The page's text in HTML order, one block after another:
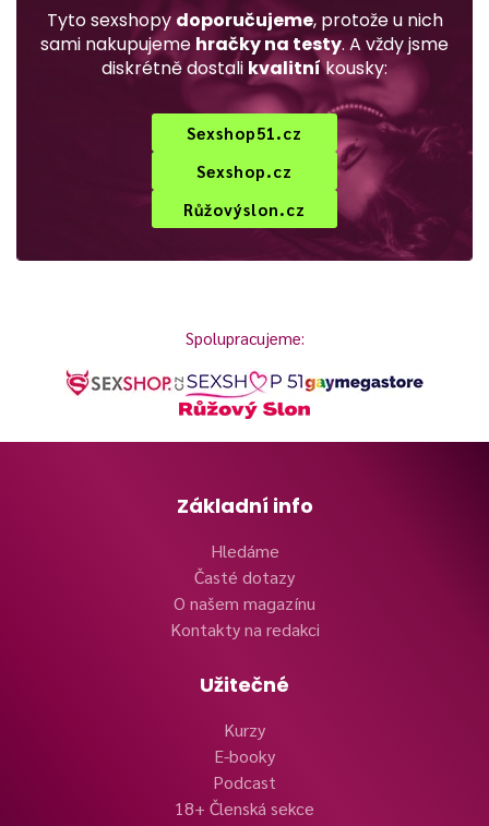
Tyto sexshopy doporučujeme, protože u nich
sami nakupujeme hračky na testy. A vždy jsme
diskrétně dostali kvalitníkousky:
Sexshop51.cz
Sexshop.cz
Růžovýslon.cz
Spolupracujeme:
Základní info
Hledáme
Časté dotazy
O našem magazínu
Kontakty na redakci
Užitečné
Kurzy
E-booky
Podcast
18+ Členská sekce